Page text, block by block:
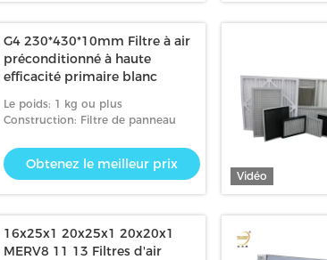
G4 230*430*10mm Filtre à air
préconditionné à haute
efficacité primaire blanc
Le poids: 1 kg ou plus
Construction: Filtre de panneau
Obtenez le meilleur prix
Vidéo
16x25x1 20x25x1 20x20x1
MERV8 11 13 Filtres d'air